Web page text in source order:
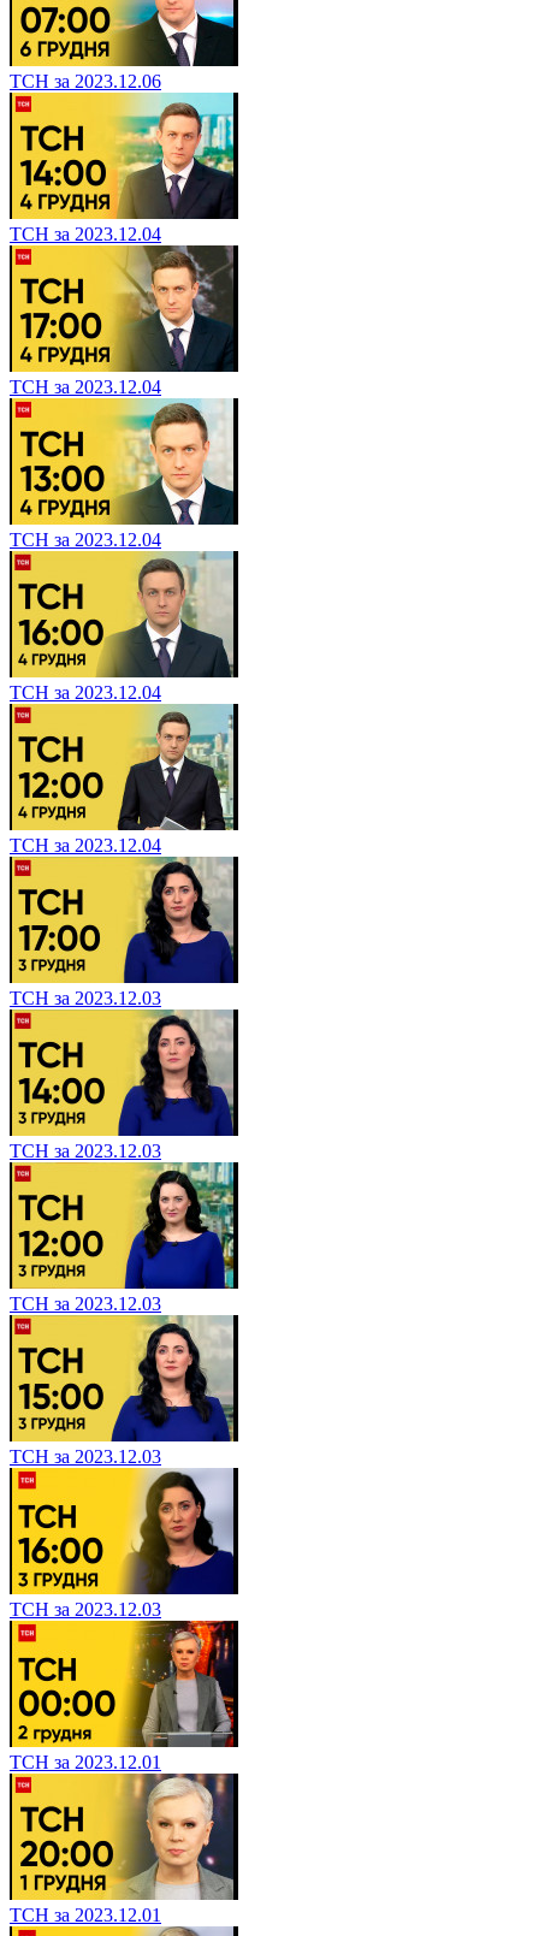
ТСН за 2023.12.06
ТСН за 2023.12.04
ТСН за 2023.12.04
ТСН за 2023.12.04
ТСН за 2023.12.04
ТСН за 2023.12.04
ТСН за 2023.12.03
ТСН за 2023.12.03
ТСН за 2023.12.03
ТСН за 2023.12.03
ТСН за 2023.12.03
ТСН за 2023.12.01
ТСН за 2023.12.01